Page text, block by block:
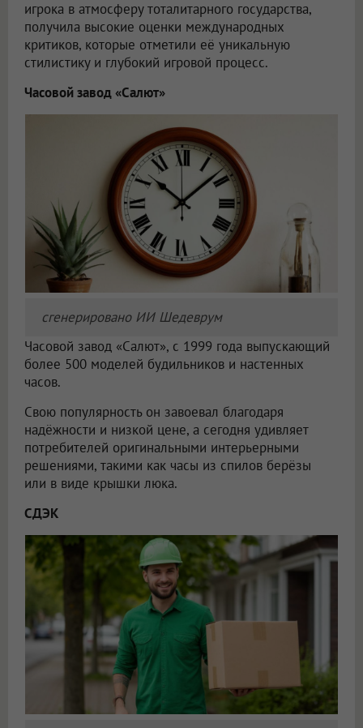
игрока в атмосферу тоталитарного государства,
получила высокие оценки международных
критиков, которые отметили её уникальную
стилистику и глубокий игровой процесс.
Часовой завод «Салют»
сгенерировано ИИ Шедеврум
Часовой завод «Салют», с 1999 года выпускающий
более 500 моделей будильников и настенных
часов.
Свою популярность он завоевал благодаря
надёжности и низкой цене, а сегодня удивляет
потребителей оригинальными интерьерными
решениями, такими как часы из спилов берёзы
или в виде крышки люка.
СДЭК